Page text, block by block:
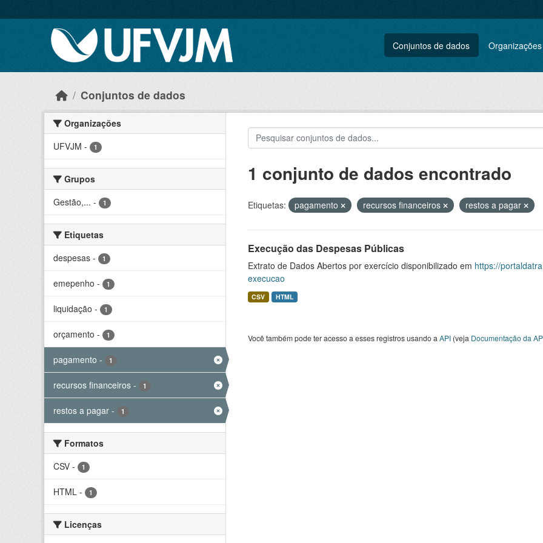
Conjuntos de dados Organizações
Conjuntos de dados
Organizações
UFVJM - 1
Grupos
Gestão,... - 1
Etiquetas
despesas - 1
emepenho - 1
liquidação - 1
orçamento - 1
pagamento - 1
recursos financeiros - 1
restos a pagar - 1
Formatos
CSV - 1
HTML - 1
Licenças
1 conjunto de dados encontrado
Etiquetas: pagamento recursos financeiros restos a pagar
Execução das Despesas Públicas
Extrato de Dados Abertos por exercício disponibilizado em https://
execucao
CSV HTML
Você também pode ter acesso a esses registros usando a API(veja Documentação da